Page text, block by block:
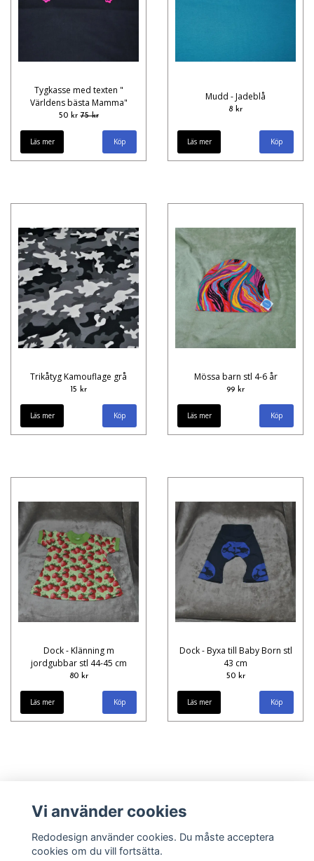
Tygkasse med texten "
Världens bästa Mamma"
50 kr75 kr
Läs mer
Mudd - Jadeblå
8 kr
Läs mer
Trikåtyg Kamouflage grå
15 kr
Läs mer
Mössa barn stl 4-6 år
99 kr
Läs mer
Dock - Klänning m
jordgubbar stl 44-45 cm
80 kr
Läs mer
Dock - Byxa till Baby Born stl
43 cm
50 kr
Läs mer
Vi använder cookies
Redodesign använder cookies. Du måste acceptera
cookies om du vill fortsätta.